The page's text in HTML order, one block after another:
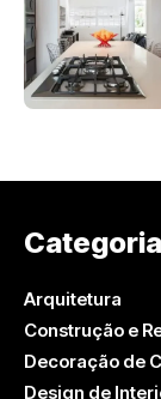
Arquitetura
Construção e
Decoração de
Design de